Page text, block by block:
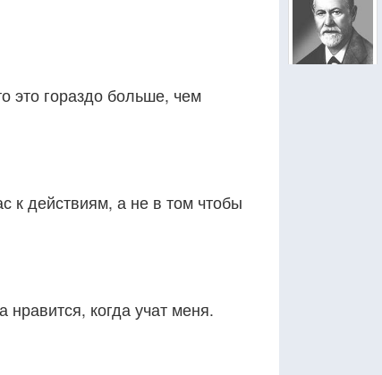
это гораздо больше, чем
к действиям, а не в том чтобы
нравится, когда учат меня.